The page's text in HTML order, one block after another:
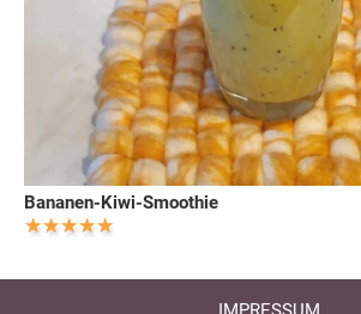
Bananen-Kiwi-Smoothie